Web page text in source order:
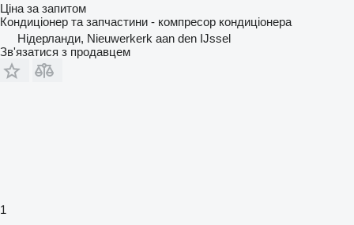
Ціна за запитом
Кондиціонер та запчастини - компресор кондиціонера
Нідерланди, Nieuwerkerk aan den IJssel
Зв'язатися з продавцем
1